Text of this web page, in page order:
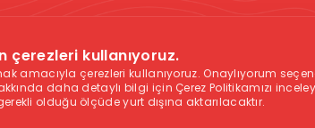
çerezleri kullanıyoruz.
amacıyla çerezleri kullanıyoruz. Onaylıyorum
daha detaylı bilgi için Çerez Politikamızı
olduğu ölçüde yurt dışına aktarılacaktır.
herkese uygun bir hizmet değildir. İntihar
sitedeki hizmetler size uygun olmayabilir.
numaraları ile iletişime geçmenizi tavsiye
155, Aile İçi Yardım Hattı:183, Uyuşturucu